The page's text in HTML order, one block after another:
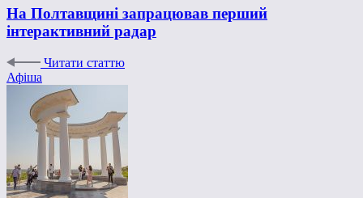
На Полтавщині запрацював перший
інтерактивний радар
Читати статтю
Афіша